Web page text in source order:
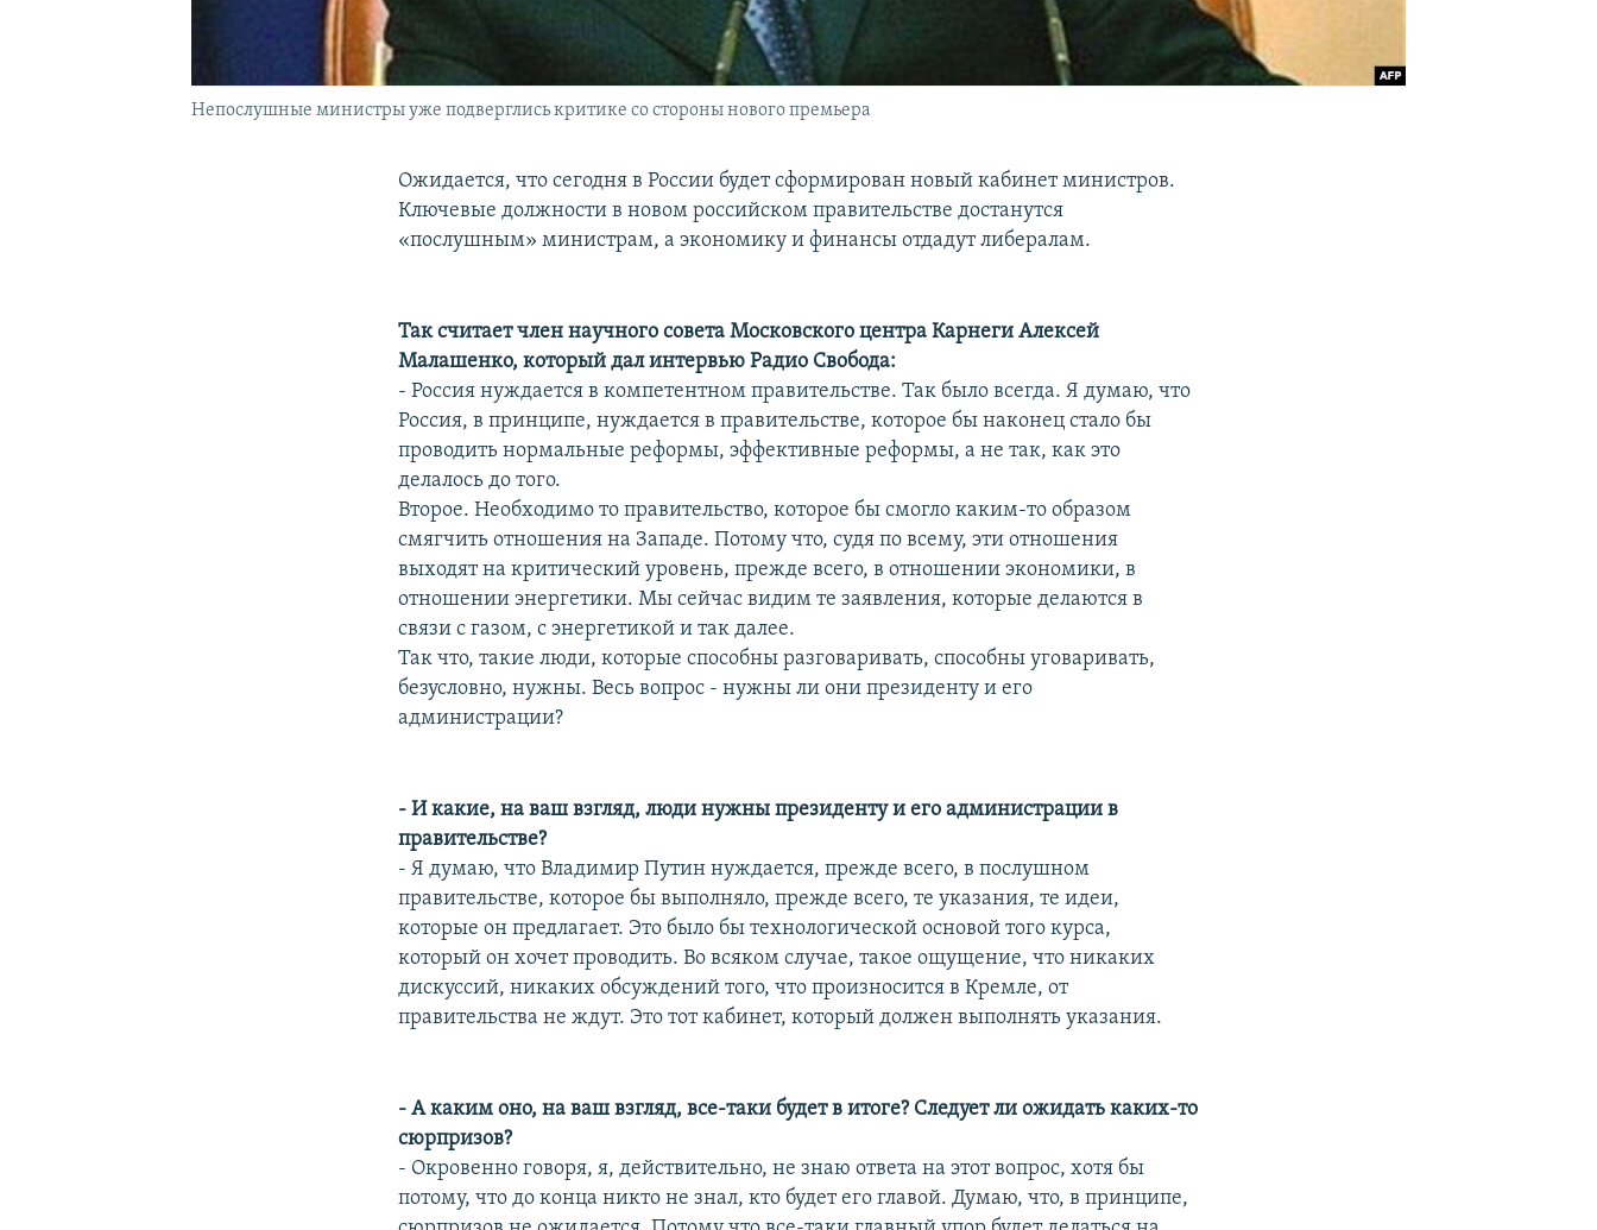
Непослушные министры уже подверглись критике со стороны нового премьера
Ожидается, что сегодня в России будет сформирован новый кабинет министров.
Ключевые должности в новом российском правительстве достанутся
«послушным» министрам, а экономику и финансы отдадут либералам.
Так считает член научного совета Московского центра Карнеги Алексей
Малашенко, который дал интервью Радио Свобода:
- Россия нуждается в компетентном правительстве. Так было всегда. Я думаю, что
Россия, в принципе, нуждается в правительстве, которое бы наконец стало бы
проводить нормальные реформы, эффективные реформы, а не так, как это
делалось до того.
Второе. Необходимо то правительство, которое бы смогло каким-то образом
смягчить отношения на Западе. Потому что, судя по всему, эти отношения
выходят на критический уровень, прежде всего, в отношении экономики, в
отношении энергетики. Мы сейчас видим те заявления, которые делаются в
связи с газом, с энергетикой и так далее.
Так что, такие люди, которые способны разговаривать, способны уговаривать,
безусловно, нужны. Весь вопрос - нужны ли они президенту и его
администрации?
- И какие, на ваш взгляд, люди нужны президенту и его администрации в
правительстве?
- Я думаю, что Владимир Путин нуждается, прежде всего, в послушном
правительстве, которое бы выполняло, прежде всего, те указания, те идеи,
которые он предлагает. Это было бы технологической основой того курса,
который он хочет проводить. Во всяком случае, такое ощущение, что никаких
дискуссий, никаких обсуждений того, что произносится в Кремле, от
правительства не ждут. Это тот кабинет, который должен выполнять указания.
- А каким оно, на ваш взгляд, все-таки будет в итоге? Следует ли ожидать каких-то
сюрпризов?
- Окровенно говоря, я, действительно, не знаю ответа на этот вопрос, хотя бы
потому, что до конца никто не знал, кто будет его главой. Думаю, что, в принципе,